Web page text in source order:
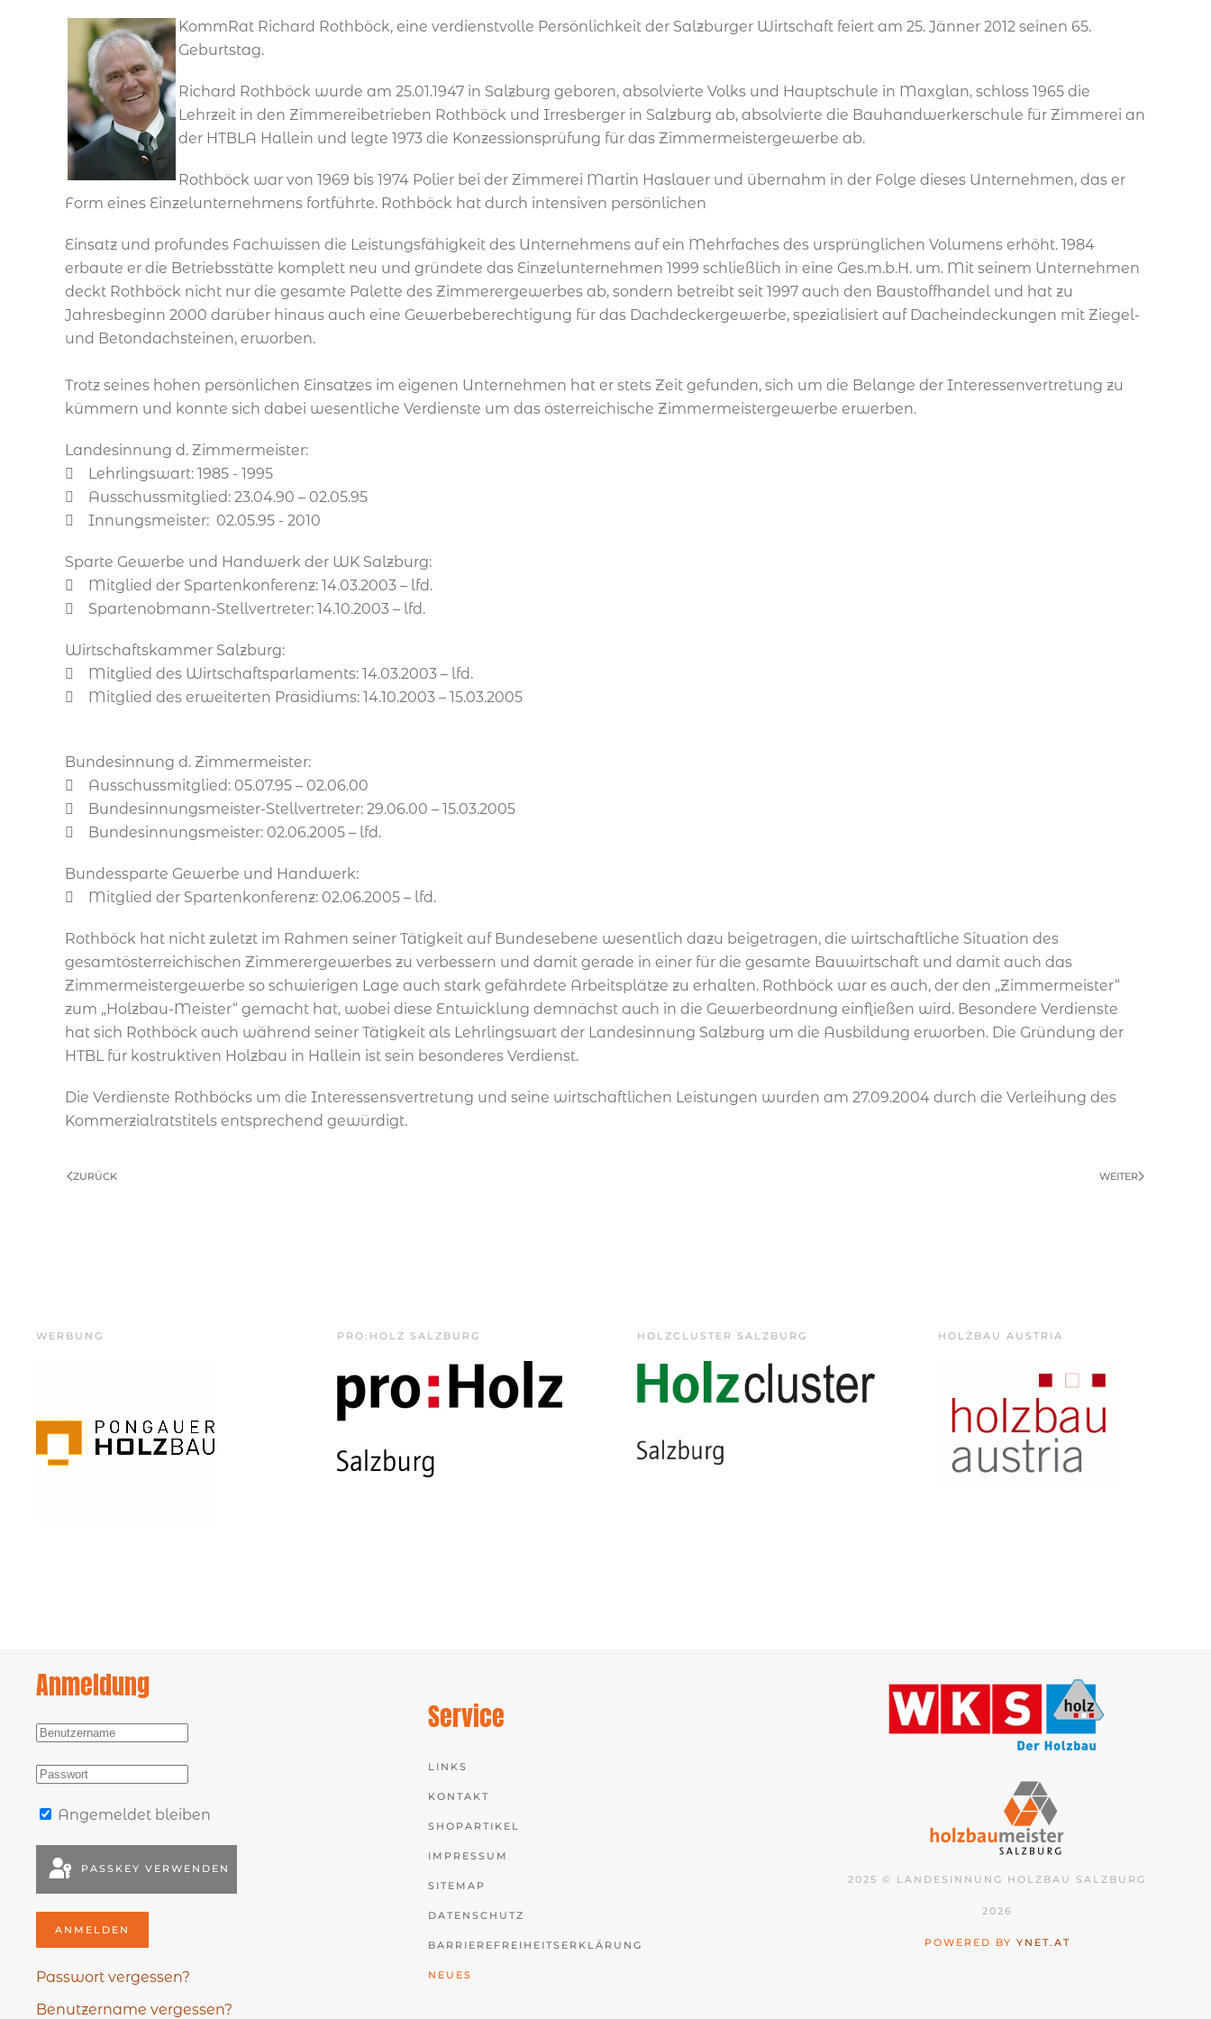
KommRat Richard Rothböck, eine verdienstvolle Persönlichkeit der Salzburger Wirtschaft feiert am 25. Jänner 2012 seinen 65.
Geburtstag.
Richard Rothböck wurde am 25.01.1947 in Salzburg geboren, absolvierte Volks und Hauptschule in Maxglan, schloss 1965 die
Lehrzeit in den Zimmereibetrieben Rothböck und Irresberger in Salzburg ab, absolvierte die Bauhandwerkerschule für Zimmerei an
der HTBLA Hallein und legte 1973 die Konzessionsprüfung für das Zimmermeistergewerbe ab.
Rothböck war von 1969 bis 1974 Polier bei der Zimmerei Martin Haslauer und übernahm in der Folge dieses Unternehmen, das er
Form eines Einzelunternehmens fortführte. Rothböck hat durch intensiven persönlichen
Einsatz und profundes Fachwissen die Leistungsfähigkeit des Unternehmens auf ein Mehrfaches des ursprünglichen Volumens erhöht. 1984
erbaute er die Betriebsstätte komplett neu und gründete das Einzelunternehmen 1999 schließlich in eine Ges.m.b.H. um. Mit seinem Unternehmen
deckt Rothböck nicht nur die gesamte Palette des Zimmerergewerbes ab, sondern betreibt seit 1997 auch den Baustoffhandel und hat zu
Jahresbeginn 2000 darüber hinaus auch eine Gewerbeberechtigung für das Dachdeckergewerbe, spezialisiert auf Dacheindeckungen mit Ziegel-
und Betondachsteinen, erworben.
Trotz seines hohen persönlichen Einsatzes im eigenen Unternehmen hat er stets Zeit gefunden, sich um die Belange der Interessenvertretung zu
kümmern und konnte sich dabei wesentliche Verdienste um das österreichische Zimmermeistergewerbe erwerben.
Landesinnung d. Zimmermeister:
 Lehrlingswart: 1985 - 1995
 Ausschussmitglied: 23.04.90 – 02.05.95
 Innungsmeister: 02.05.95 - 2010
Sparte Gewerbe und Handwerk der WK Salzburg:
 Mitglied der Spartenkonferenz: 14.03.2003 – lfd.
 Spartenobmann-Stellvertreter: 14.10.2003 – lfd.
Wirtschaftskammer Salzburg:
 Mitglied des Wirtschaftsparlaments: 14.03.2003 – lfd.
 Mitglied des erweiterten Präsidiums: 14.10.2003 – 15.03.2005
Bundesinnung d. Zimmermeister:
 Ausschussmitglied: 05.07.95 – 02.06.00
 Bundesinnungsmeister-Stellvertreter: 29.06.00 – 15.03.2005
 Bundesinnungsmeister: 02.06.2005 – lfd.
Bundessparte Gewerbe und Handwerk:
 Mitglied der Spartenkonferenz: 02.06.2005 – lfd.
Rothböck hat nicht zuletzt im Rahmen seiner Tätigkeit auf Bundesebene wesentlich dazu beigetragen, die wirtschaftliche Situation des
gesamtösterreichischen Zimmerergewerbes zu verbessern und damit gerade in einer für die gesamte Bauwirtschaft und damit auch das
Zimmermeistergewerbe so schwierigen Lage auch stark gefährdete Arbeitsplätze zu erhalten. Rothböck war es auch, der den „Zimmermeister“
zum „Holzbau-Meister“ gemacht hat, wobei diese Entwicklung demnächst auch in die Gewerbeordnung einfließen wird. Besondere Verdienste
hat sich Rothböck auch während seiner Tätigkeit als Lehrlingswart der Landesinnung Salzburg um die Ausbildung erworben. Die Gründung der
HTBL für kostruktiven Holzbau in Hallein ist sein besonderes Verdienst.
Die Verdienste Rothböcks um die Interessensvertretung und seine wirtschaftlichen Leistungen wurden am 27.09.2004 durch die Verleihung des
Kommerzialratstitels entsprechend gewürdigt.
ZURÜCK WEITER
WERBUNG PRO:HOLZ SALZBURG HOLZCLUSTER SALZBURG HOLZBAU AUSTRIA
Anmeldung
Angemeldet bleiben
PASSKEY VERWENDEN
ANMELDEN
Passwort vergessen?
Benutzername vergessen?
Service
LINKS
KONTAKT
SHOPARTIKEL
IMPRESSUM
SITEMAP
DATENSCHUTZ
BARRIEREFREIHEITSERKLÄRUNG
NEUES
2025 © LANDESINNUNG HOLZBAU SALZBURG
2026
POWERED BY YNET.AT